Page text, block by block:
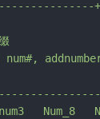
num#,
num3 Num_8